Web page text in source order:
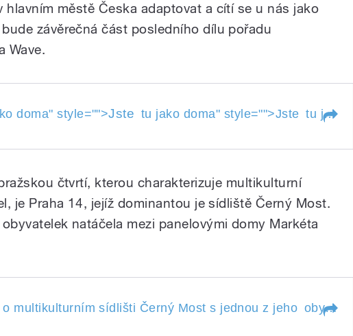
hlavním městě Česka adaptovat a cítí se u nás jako
závěrečná část posledního dílu pořadu
Wave.
doma" style="">Jste tu jako doma" style="">Jste tu jako doma
čtvrtí, kterou charakterizuje multikulturní
je Praha 14, jejíž dominantou je sídliště Černý Most.
natáčela mezi panelovými domy Markéta
sídlišti Černý Most s jednou z jeho
o multikulturním sídlišti Černý Most s jednou z jeho obyvatelek